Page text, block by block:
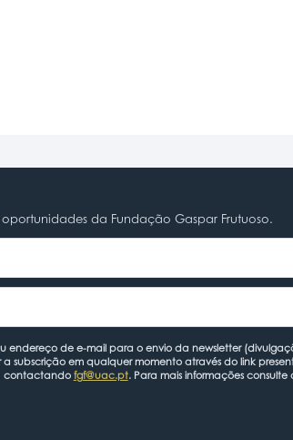
da Fundação Gaspar Frutuoso.
endereço de e-mail para o envio da newsletter
subscrição em qualquer momento através do link
contactando fgf@uac.pt. Para mais informações consulte